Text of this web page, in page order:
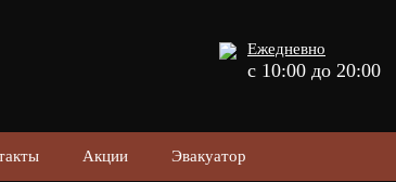
Ежедневно
с 10:00 до 20:00
Акции Эвакуатор